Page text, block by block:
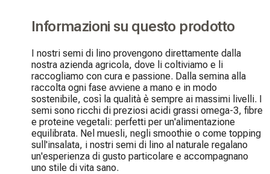
Informazioni su questo prodotto
I nostri semi di lino provengono direttamente dalla
nostra azienda agricola, dove li coltiviamo e li
raccogliamo con cura e passione. Dalla semina alla
raccolta ogni fase avviene a mano e in modo
sostenibile, così la qualità è sempre ai massimi livelli. I
semi sono ricchi di preziosi acidi grassi omega-3, fibre
e proteine vegetali: perfetti per un'alimentazione
equilibrata. Nel muesli, negli smoothie o come topping
sull'insalata, i nostri semi di lino al naturale regalano
un'esperienza di gusto particolare e accompagnano
uno stile di vita sano.